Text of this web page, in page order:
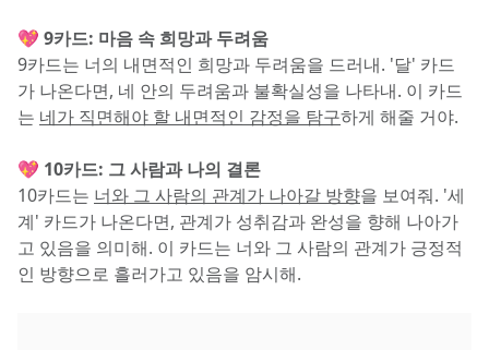
💖 9카드: 마음 속 희망과 두려움
9카드는 너의 내면적인 희망과 두려움을 드러내. '달' 카드
가 나온다면, 네 안의 두려움과 불확실성을 나타내. 이 카드
는 네가 직면해야 할 내면적인 감정을 탐구하게 해줄 거야.
💖 10카드: 그 사람과 나의 결론
10카드는 너와 그 사람의 관계가 나아갈 방향을 보여줘. '세
계' 카드가 나온다면, 관계가 성취감과 완성을 향해 나아가
고 있음을 의미해. 이 카드는 너와 그 사람의 관계가 긍정적
인 방향으로 흘러가고 있음을 암시해.